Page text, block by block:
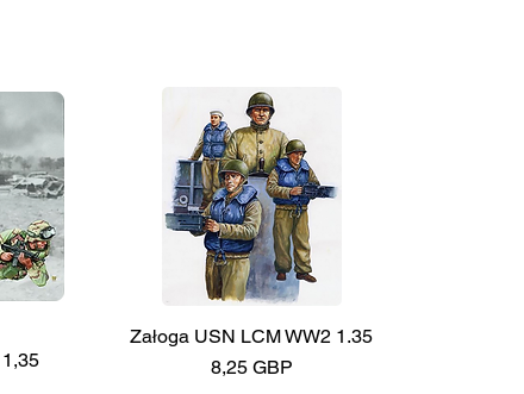
Załoga USN LCM WW2 1.35
Cena
8,25 GBP